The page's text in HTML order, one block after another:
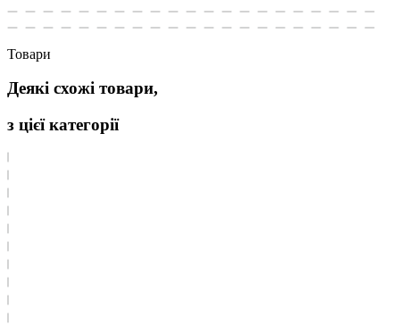
Товари
Деякі схожі товари,
з цієї категорії